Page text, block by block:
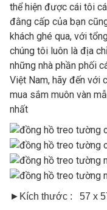
thể hiện được cái tôi
đằng cấp của bạn
khách ghé qua, với
chúng tôi luôn là địa
những nhà phần phối
Việt Nam, hãy đến với
mua sắm muôn vàn
nhất
►Kích thước : 57 x